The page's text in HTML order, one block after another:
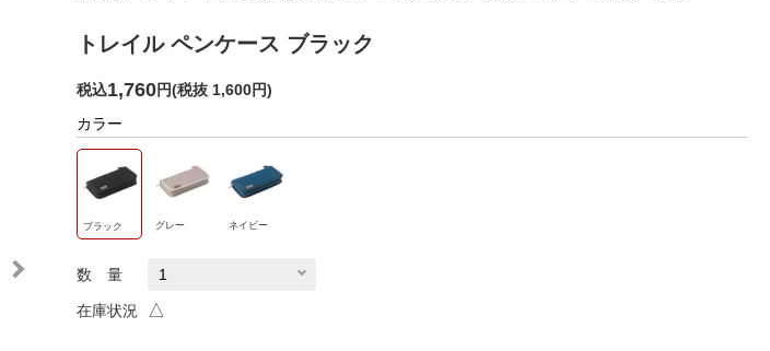
トレイル ペンケース ブラック
税込1,760円(税抜 1,600円)
カラー
ブラック グレー ネイビー
数 量
在庫状況 △